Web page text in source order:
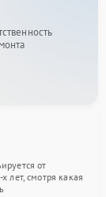
от
лет, смотря какая